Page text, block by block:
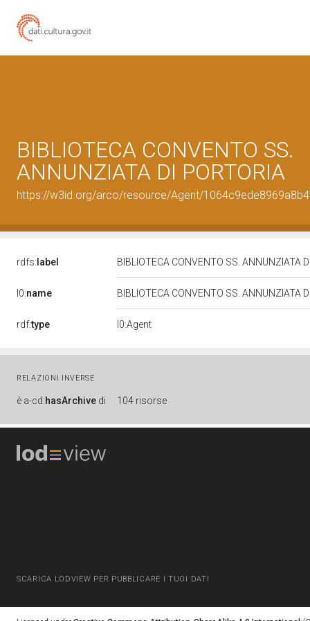
BIBLIOTECA CONVENTO SS.
ANNUNZIATA DI PORTORIA
https://w3id.org/arco/resource/Agent/
rdfs: label BIBLIOTECA CONVENTO SS. ANNUNZIATA
l0:name BIBLIOTECA CONVENTO SS. ANNUNZIATA
rdf:type l0:Agent
RELAZIONI INVERSE
è a-cd:hasArchive di 104 risorse
SCARICA LODVIEW PER PUBBLICARE I TUOI DATI